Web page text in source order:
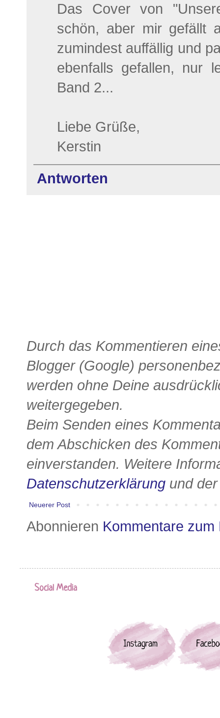
Das Cover von
schön, aber mir gefällt
zumindest auffällig und
ebenfalls gefallen, nur
Band 2...
Liebe Grüße,
Kerstin
Antworten
Durch das Kommentieren
Blogger (Google)
werden ohne Deine
weitergegeben.
Beim Senden eines
dem Abschicken des
einverstanden. Weitere
Datenschutzerklärung und
Neuerer Post
Abonnieren Kommentare zum
Social Media